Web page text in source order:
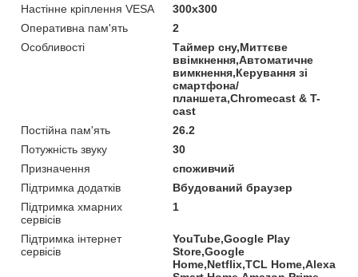
Настінне кріплення VESA
300х300
Оперативна пам'ять
2
Особливості
Таймер сну,Миттєве
ввімкнення,Автоматичне
вимкнення,Керування зі
смартфона/
планшета,Chromecast & T-
cast
Постійна пам'ять
26.2
Потужність звуку
30
Призначення
споживчий
Підтримка додатків
Вбудований браузер
Підтримка хмарних
сервісів
1
Підтримка інтернет
сервісів
YouTube,Google Play
Store,Google
Home,Netflix,TCL Home,Alexa